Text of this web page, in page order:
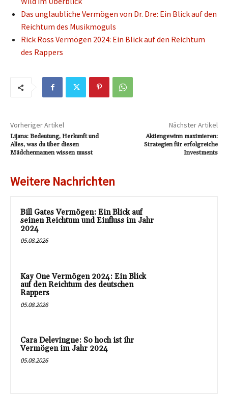
Das unglaubliche Vermögen von Dr. Dre: Ein Blick auf den
Reichtum des Musikmoguls
Rick Ross Vermögen 2024: Ein Blick auf den Reichtum
des Rappers
Vorheriger Artikel
Lijana: Bedeutung, Herkunft und
Alles, was du über diesen
Mädchennamen wissen musst
Nächster Artikel
Aktiengewinn maximieren:
Strategien für erfolgreiche
Investments
Weitere Nachrichten
Bill Gates Vermögen: Ein Blick auf
seinen Reichtum und Einfluss im Jahr
2024
05.08.2026
Kay One Vermögen 2024: Ein Blick
auf den Reichtum des deutschen
Rappers
05.08.2026
Cara Delevingne: So hoch ist ihr
Vermögen im Jahr 2024
05.08.2026